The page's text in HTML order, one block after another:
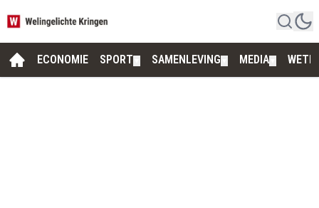
ECONOMIE SPORT SAMENLEVING MEDIA